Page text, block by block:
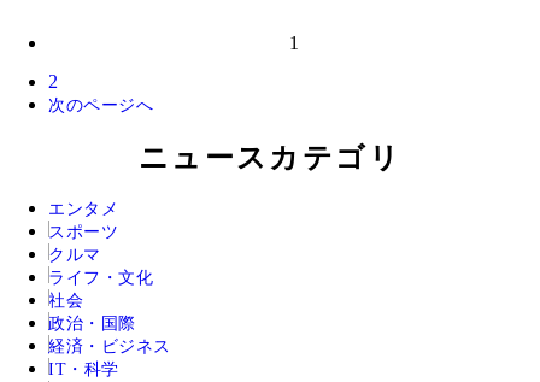
1
2
次のページへ
ニュースカテゴリ
エンタメ
スポーツ
クルマ
ライフ・文化
社会
政治・国際
経済・ビジネス
IT・科学